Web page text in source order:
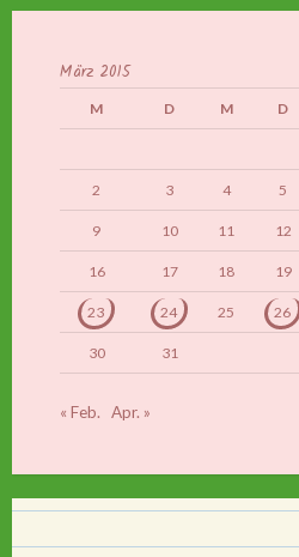
März 2015
M D M D
2 3 4 5
9 10 11 12
16 17 18 19
23 24 25 26
30 31
« Feb. Apr. »